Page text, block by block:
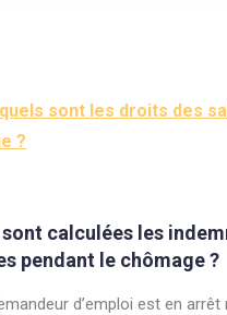
quels sont les droits des
?
calculées les
pendant le chômage ?
d’emploi est en arrêt